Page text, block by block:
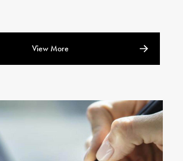
View More